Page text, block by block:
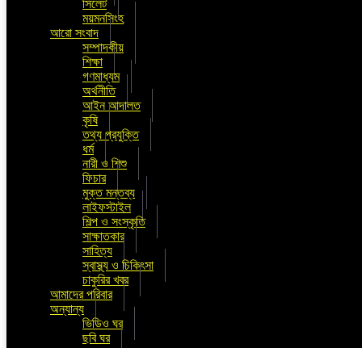
সিলেট
ময়মনসিংহ
আরো সংবাদ
সম্পাদকীয়
শিক্ষা
গণমাধ্যম
অর্থনীতি
আইন আদালত
কৃষি
তথ্য প্রযুক্তি
ধর্ম
নারী ও শিশু
ফিচার
মুক্ত মন্তব্য
লাইফস্টাইল
শিল্প ও সংস্কৃতি
সাক্ষাতকার
সাহিত্য
স্বাস্থ্য ও চিকিৎসা
চাকুরির খবর
আমাদের পরিবার
অন্যান্য
ভিডিও ঘর
ছবি ঘর